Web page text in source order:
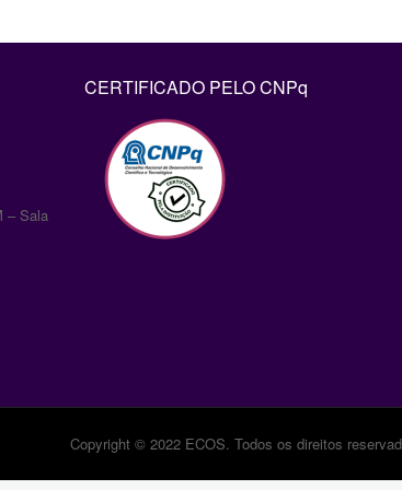
– Sala
CERTIFICADO PELO CNPq
Copyright © 2022 ECOS. Todos os direitos